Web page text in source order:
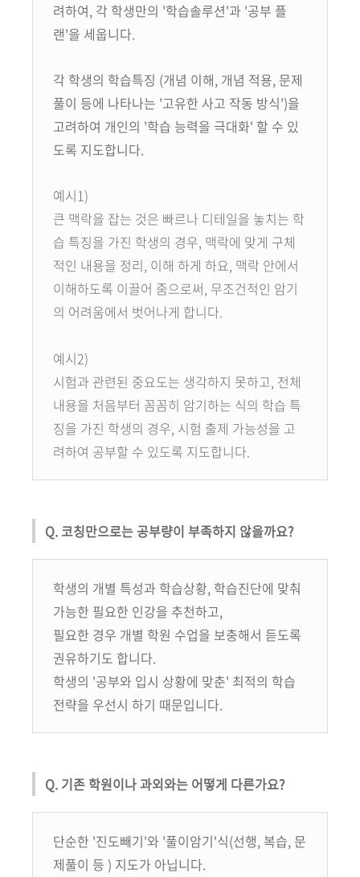
려하여, 각 학생만의 '학습솔루션'과 '공부 플
랜'을 세웁니다.
각 학생의 학습특징 (개념 이해, 개념 적용, 문제
풀이 등에 나타나는 '고유한 사고 작동 방식')을
고려하여 개인의 '학습 능력을 극대화' 할 수 있
도록 지도합니다.
예시1)
큰 맥락을 잡는 것은 빠르나 디테일을 놓치는 학
습 특징을 가진 학생의 경우, 맥락에 맞게 구체
적인 내용을 정리, 이해 하게 하요, 맥락 안에서
이해하도록 이끌어 줌으로써, 무조건적인 암기
의 어려움에서 벗어나게 합니다.
예시2)
시험과 관련된 중요도는 생각하지 못하고, 전체
내용을 처음부터 꼼꼼히 암기하는 식의 학습 특
징을 가진 학생의 경우, 시험 출제 가능성을 고
려하여 공부할 수 있도록 지도합니다.
Q. 코칭만으로는 공부량이 부족하지 않을까요?
학생의 개별 특성과 학습상황, 학습진단에 맞춰
가능한 필요한 인강을 추천하고,
필요한 경우 개별 학원 수업을 보충해서 듣도록
권유하기도 합니다.
학생의 '공부와 입시 상황에 맞춘' 최적의 학습
전략을 우선시 하기 때문입니다.
Q. 기존 학원이나 과외와는 어떻게 다른가요?
단순한 '진도빼기'와 '풀이암기'식(선행, 복습, 문
제풀이 등 ) 지도가 아닙니다.